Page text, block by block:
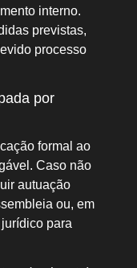
interno.
previstas,
processo
por
formal ao
Caso não
autuação
ou, em
para